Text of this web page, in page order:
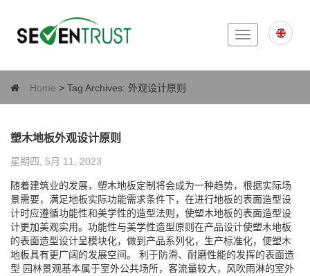
Toggle
navigation
Home > Tag Archives: 外观设计原则
塑木地板外观设计原则
星期四, 5月 11, 2023
随着建筑业的发展，塑木地板定制将会成为一种趋势，根据实际场
景需要，满足地板实际功能需求条件下，在进行地板的表面造型设
计时应遵循功能性和美学性的造型法则，使塑木地板的表面造型设
计更加美观实用。功能性与美学性造型原则在产品设计使塑木地板
的表面造型设计呈模块化，做到产品系列化，生产标准化，使塑木
地板具有更广阔的发展空间。 利于防滑、耐磨性能的发挥的表面造
型 园林景观基本属于室外公共场所，客流量较大，风吹雨淋的室外